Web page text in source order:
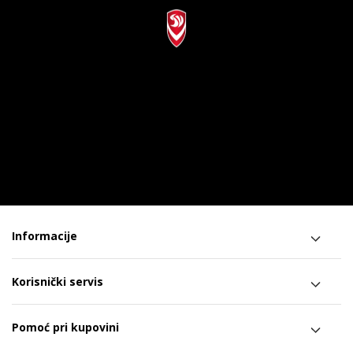
Informacije
Korisnički servis
Pomoć pri kupovini